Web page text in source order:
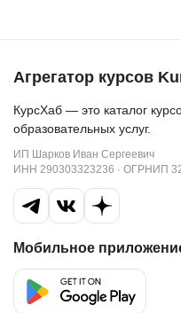
Агрегатор курсов
КурсХаб — это каталог
образовательных услуг.
ИП Шарков Иван Сергеевич
ИНН 290303323236 · ОГРНИП
Мобильное